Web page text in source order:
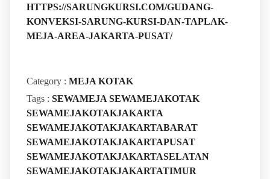
HTTPS://SARUNGKURSI.COM/GUDANG-
KONVEKSI-SARUNG-KURSI-DAN-TAPLAK-
MEJA-AREA-JAKARTA-PUSAT/
Category : MEJA KOTAK
Tags : SEWAMEJA SEWAMEJAKOTAK
SEWAMEJAKOTAKJAKARTA
SEWAMEJAKOTAKJAKARTABARAT
SEWAMEJAKOTAKJAKARTAPUSAT
SEWAMEJAKOTAKJAKARTASELATAN
SEWAMEJAKOTAKJAKARTATIMUR